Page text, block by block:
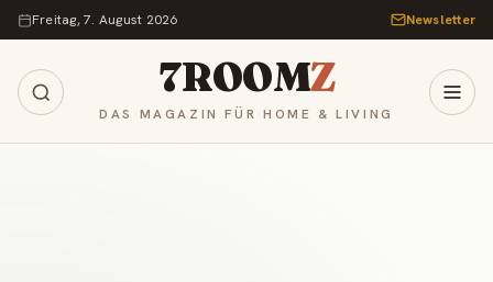
Zum Inhalt springen
Freitag, 7. August 2026 Newsletter
7ROOMZ
DAS MAGAZIN FÜR HOME & LIVING